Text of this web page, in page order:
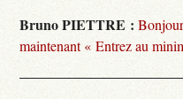
Bruno PIETTRE :
maintenant « Entrez au